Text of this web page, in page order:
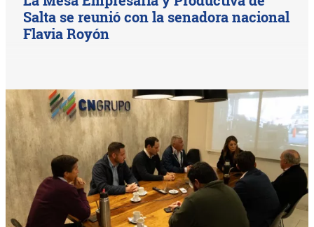
Salta se reunió con la senadora nacional
Flavia Royón